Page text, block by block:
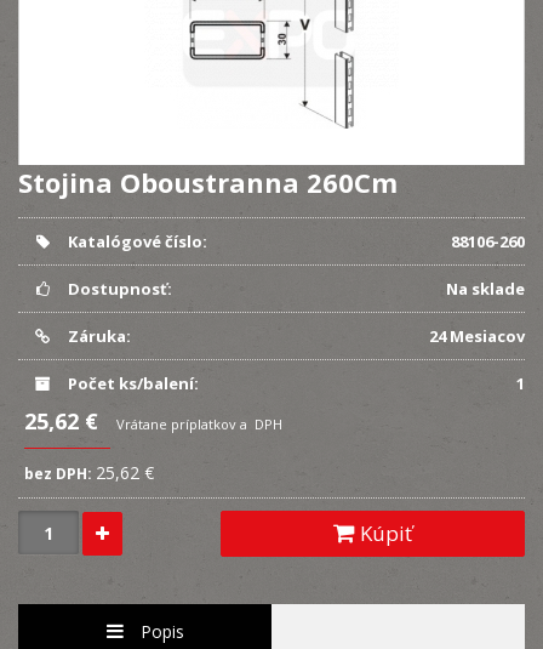
Stojina Oboustranna 260Cm
Katalógové číslo: 88106-260
Dostupnosť: Na sklade
Záruka: 24 Mesiacov
Počet ks/balení: 1
25,62 € Vrátane príplatkov a DPH
bez DPH: 25,62 €
Kúpiť
Popis